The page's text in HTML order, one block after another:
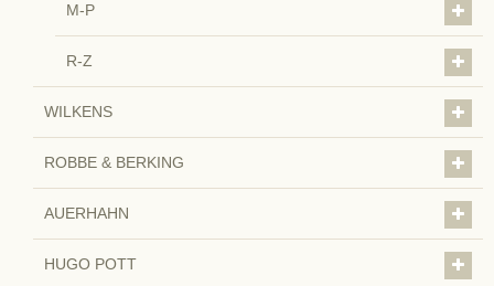
M-P
R-Z
WILKENS
ROBBE & BERKING
AUERHAHN
HUGO POTT